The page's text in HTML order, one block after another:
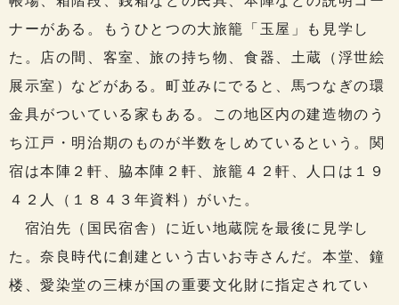
ナーがある。もうひとつの大旅籠「玉屋」も見学し
た。店の間、客室、旅の持ち物、食器、土蔵（浮世絵
展示室）などがある。町並みにでると、馬つなぎの環
金具がついている家もある。この地区内の建造物のう
ち江戸・明治期のものが半数をしめているという。関
宿は本陣２軒、脇本陣２軒、旅籠４２軒、人口は１９
４２人（１８４３年資料）がいた。
宿泊先（国民宿舎）に近い地蔵院を最後に見学し
た。奈良時代に創建という古いお寺さんだ。本堂、鐘
楼、愛染堂の三棟が国の重要文化財に指定されてい